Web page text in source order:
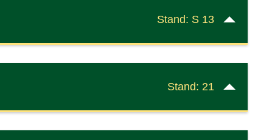
Stand: S 13
Stand: 21